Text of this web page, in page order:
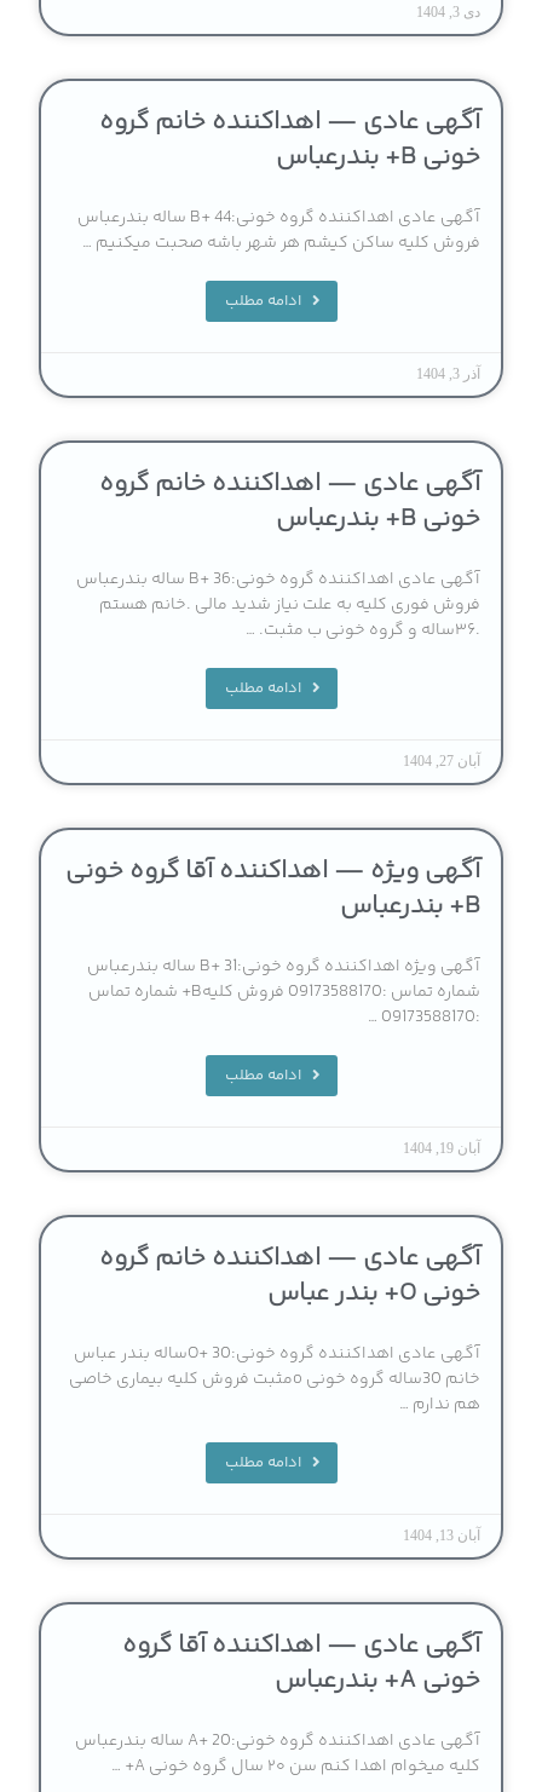
دی 3, 1404
آگهی عادی — اهداکننده خانم گروه
خونی B+ بندرعباس
آگهی عادی اهداکننده گروه خونی:B+ 44 ساله بندرعباس
فروش کلیه ساکن کیشم هر شهر باشه صحبت میکنیم …
ادامه مطلب
آذر 3, 1404
آگهی عادی — اهداکننده خانم گروه
خونی B+ بندرعباس
آگهی عادی اهداکننده گروه خونی:B+ 36 ساله بندرعباس
فروش فوری کلیه به علت نیاز شدید مالی .خانم هستم
.۳۶ساله و گروه خونی ب مثبت. …
ادامه مطلب
آبان 27, 1404
آگهی ویژه — اهداکننده آقا گروه خونی
B+ بندرعباس
آگهی ویژه اهداکننده گروه خونی:B+ 31 ساله بندرعباس
شماره تماس :09173588170 فروش کلیهB+ شماره تماس
:09173588170 …
ادامه مطلب
آبان 19, 1404
آگهی عادی — اهداکننده خانم گروه
خونی O+ بندر عباس
آگهی عادی اهداکننده گروه خونی:O+ 30ساله بندر عباس
خانم 30ساله گروه خونی oمثبت فروش کلیه بیماری خاصی
هم ندارم …
ادامه مطلب
آبان 13, 1404
آگهی عادی — اهداکننده آقا گروه
خونی A+ بندرعباس
آگهی عادی اهداکننده گروه خونی:A+ 20 ساله بندرعباس
کلیه میخوام اهدا کنم سن ۲۰ سال گروه خونی A+ …